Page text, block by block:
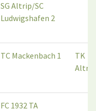
SG Altrip/SC
Ludwigshafen 2
TC Mackenbach 1
TK
Altrip
FC 1932 TA